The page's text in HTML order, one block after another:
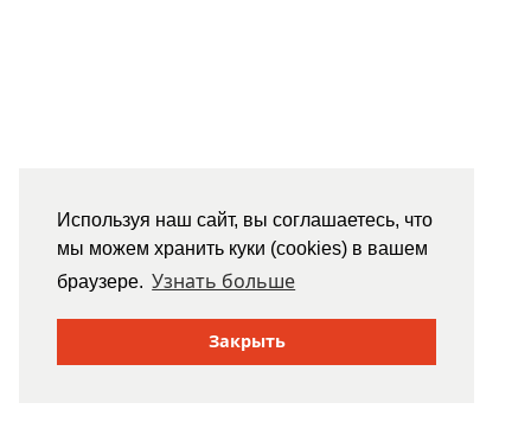
Используя наш сайт, вы соглашаетесь, что
мы можем хранить куки (cookies) в вашем
браузере. Узнать больше
Закрыть